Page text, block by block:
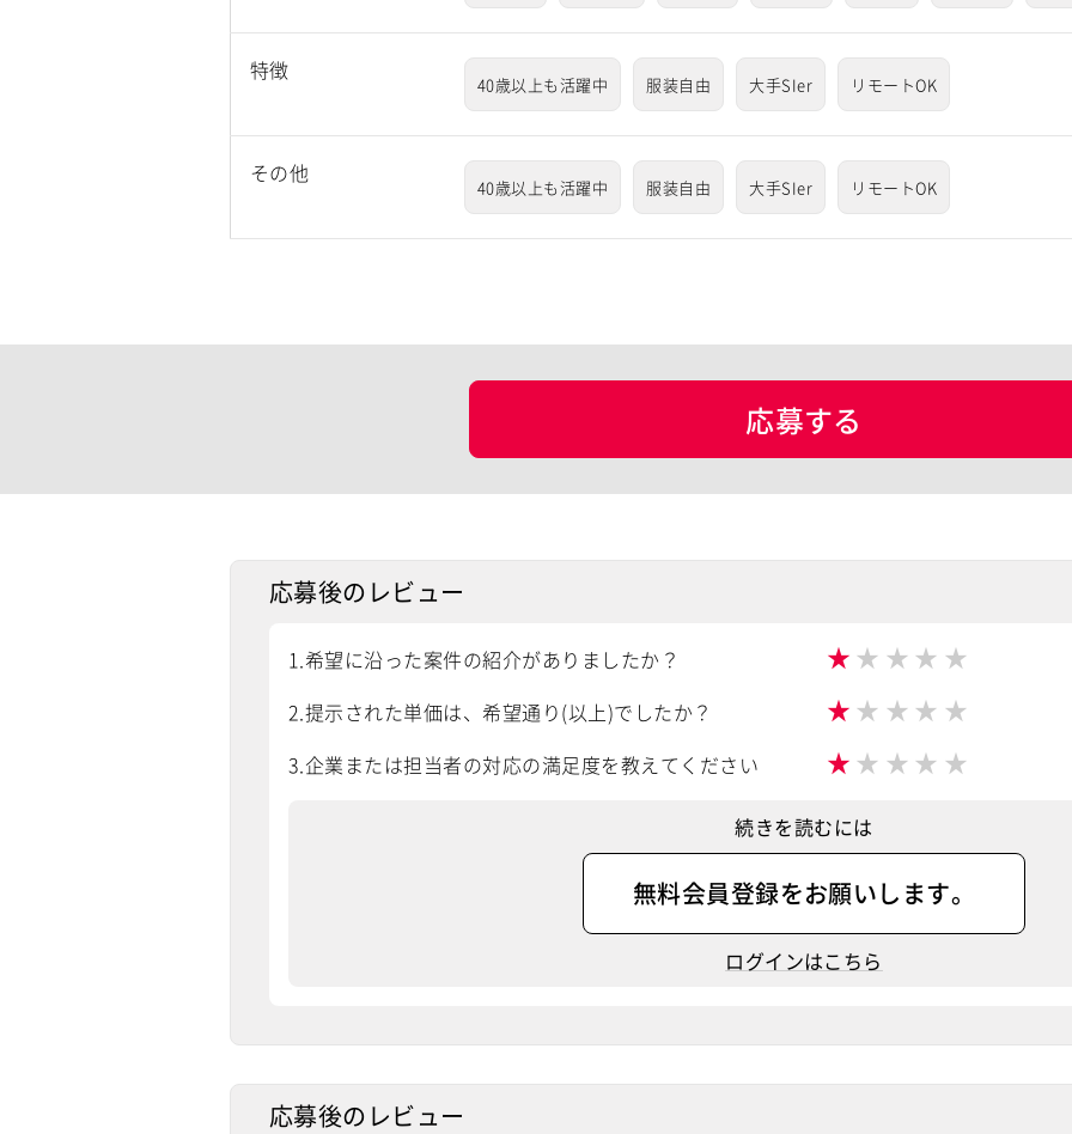
特徴
40歳以上も活躍中 服装自由 大手SIer リモートOK
その他
40歳以上も活躍中 服装自由 大手SIer リモートOK
応募する
応募後のレビュー
1.希望に沿った案件の紹介がありましたか？ ★ ★ ★ ★ ★
2.提示された単価は、希望通り(以上)でしたか？ ★ ★ ★ ★ ★
3.企業または担当者の対応の満足度を教えてください ★ ★ ★ ★ ★
続きを読むには
無料会員登録をお願いします。
ログインはこちら
応募後のレビュー